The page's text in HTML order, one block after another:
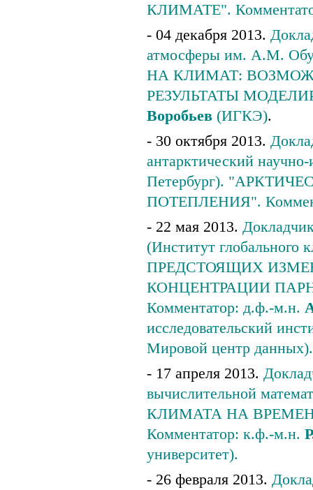
КЛИМАТЕ".
- 04 декабря 2013.
атмосферы им. А.М.
НА КЛИМАТ:
РЕЗУЛЬТАТЫ
Воробьев (ИГКЭ).
- 30 октября 2013.
антарктический
Петербург).
ПОТЕПЛЕНИЯ".
- 22 мая 2013.
(Институт
ПРЕДСТОЯЩИХ
КОНЦЕНТРАЦИИ
Комментатор: д.ф.-м.н.
исследовательский
Мировой центр данных).
- 17 апреля 2013.
вычислительной
КЛИМАТА НА
Комментатор: к.ф.-м.н.
университет).
- 26 февраля 2013.